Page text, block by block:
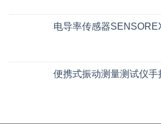
电导率传感器
便携式振动测量测试仪手